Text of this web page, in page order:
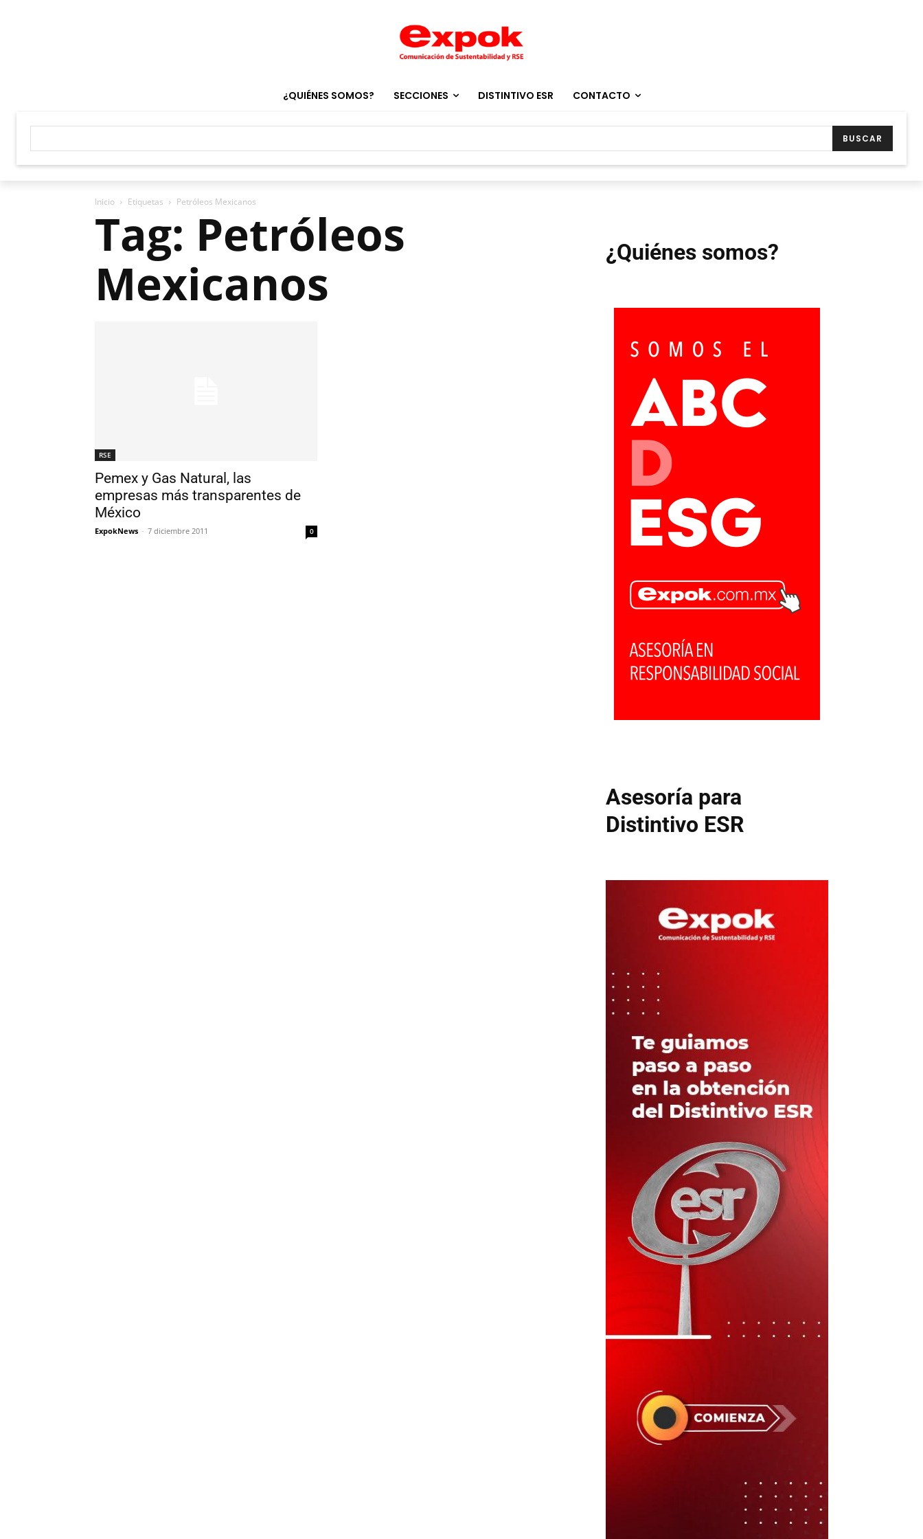
¿QUIÉNES SOMOS? SECCIONES DISTINTIVO ESR CONTACTO
BUSCAR
Inicio Etiquetas Petróleos Mexicanos
Tag: Petróleos
Mexicanos
RSE
Pemex y Gas Natural, las
empresas más transparentes de
México
ExpokNews - 7 diciembre 2011 0
¿Quiénes somos?
Asesoría para
Distintivo ESR